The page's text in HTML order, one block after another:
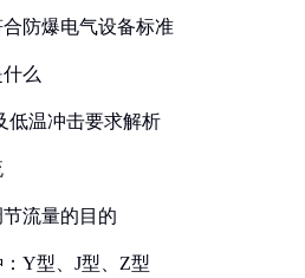
防爆电气设备标准
么
低温冲击要求解析
流量的目的
Y型、J型、Z型